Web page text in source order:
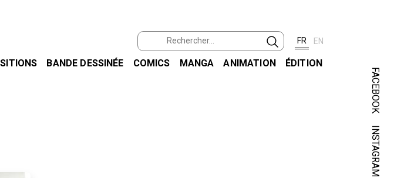
FR EN
BANDE DESSINÉE COMICS MANGA ANIMATION ÉDITION
FACEBOOK
INSTAGRAM